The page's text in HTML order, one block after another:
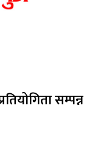
सम्पन्न